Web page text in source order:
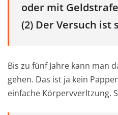
oder mit
(2) Der Versuch ist
Bis zu fünf Jahre kann man
gehen. Das ist ja kein
einfache Körpervverltzung.